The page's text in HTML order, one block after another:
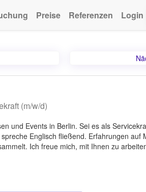
Preise Referenzen Login
(m/w/d)
und Events in Berlin. Sei es als
Englisch fließend. Erfahrungen auf
Ich freue mich, mit Ihnen zu